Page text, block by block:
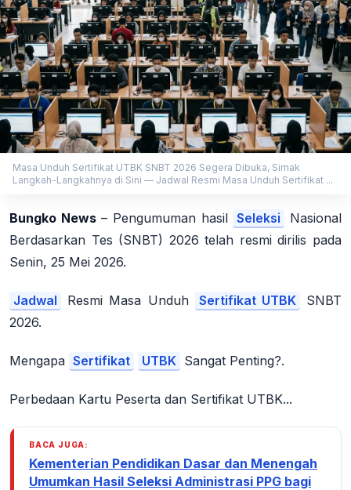
Masa Unduh Sertifikat UTBK SNBT 2026 Segera Dibuka, Simak
Langkah-Langkahnya di Sini — Jadwal Resmi Masa Unduh Sertifikat ...
Bungko News– Pengumuman hasil Seleksi
Nasional
Berdasarkan Tes (SNBT) 2026 telah resmi dirilis pada
Senin, 25 Mei 2026.
Jadwal Resmi Masa Unduh Sertifikat UTBK
SNBT
2026.
Mengapa Sertifikat UTBK Sangat Penting?.
Perbedaan Kartu Peserta dan Sertifikat UTBK...
BACA JUGA:
Kementerian Pendidikan Dasar dan Menengah
Umumkan Hasil Seleksi Administrasi PPG bagi